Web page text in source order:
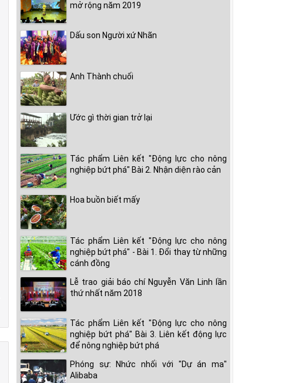
mở rộng năm 2019
Dấu son Người xứ Nhãn
Anh Thành chuối
Ước gì thời gian trở lại
Tác phẩm Liên kết "Động lực cho nông
nghiệp bứt phá" Bài 2. Nhận diện rào cản
Hoa buồn biết mấy
Tác phẩm Liên kết "Động lực cho nông
nghiệp bứt phá" - Bài 1. Đổi thay từ những
cánh đồng
Lễ trao giải báo chí Nguyễn Văn Linh lần
thứ nhất năm 2018
Tác phẩm Liên kết "Động lực cho nông
nghiệp bứt phá" Bài 3. Liên kết động lực
để nông nghiệp bứt phá
Phóng sự: Nhức nhối với "Dự án ma"
Alibaba